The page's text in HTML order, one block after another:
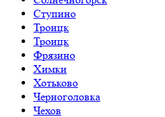
Ступино
Троицк
Троицк
Фрязино
Химки
Хотьково
Черноголовка
Чехов